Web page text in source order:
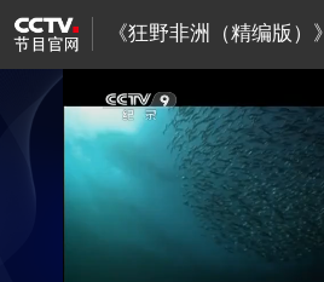
《狂野非洲（精编版）》